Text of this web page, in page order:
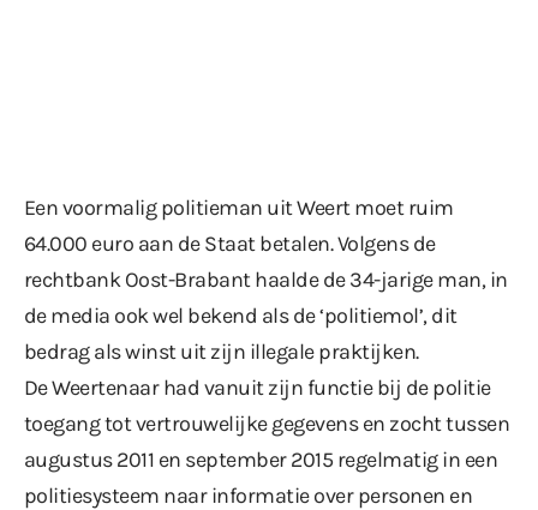
Een voormalig politieman uit Weert moet ruim
64.000 euro aan de Staat betalen. Volgens de
rechtbank Oost-Brabant haalde de 34-jarige man, in
de media ook wel bekend als de ‘politiemol’, dit
bedrag als winst uit zijn illegale praktijken.
De Weertenaar had vanuit zijn functie bij de politie
toegang tot vertrouwelijke gegevens en zocht tussen
augustus 2011 en september 2015 regelmatig in een
politiesysteem naar informatie over personen en